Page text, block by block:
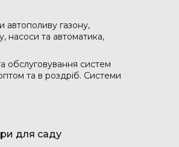
автополиву газону,
насоси та автоматика,
обслуговування систем
та в роздріб. Системи
для саду